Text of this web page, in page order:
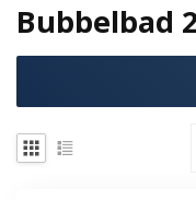
Bubbelbad